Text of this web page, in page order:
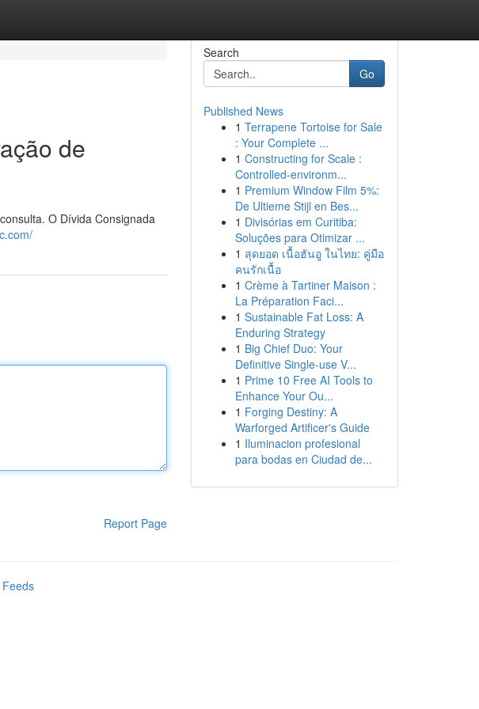
de
O Dívida Consignada
Report Page
Search
Go
Published News
1 Terrapene Tortoise for Sale
: Your Complete ...
1 Constructing for Scale :
Controlled-environm...
1 Premium Window Film 5%:
De Ultieme Stijl en Bes...
1 Divisórias em Curitiba:
Soluções para Otimizar ...
1 สุดยอด เนื้อฮันอู ในไทย: คู่มือ
คนรักเนื้อ
1 Crème à Tartiner Maison :
La Préparation Faci...
1 Sustainable Fat Loss: A
Enduring Strategy
1 Big Chief Duo: Your
Definitive Single-use V...
1 Prime 10 Free AI Tools to
Enhance Your Ou...
1 Forging Destiny: A
Warforged Artificer's Guide
1 Iluminacion profesional
para bodas en Ciudad de...
Feeds